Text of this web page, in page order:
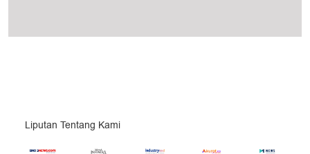
Liputan Tentang Kami